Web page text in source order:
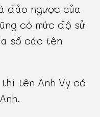
đảo ngược của
có mức độ sử
số các tên
tên Anh Vy có